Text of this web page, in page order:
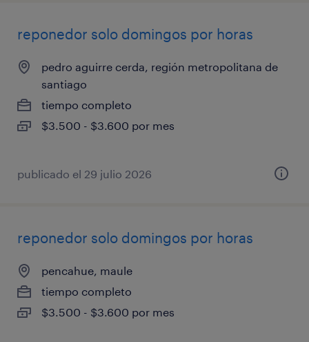
reponedor solo domingos por horas
pedro aguirre cerda, región metropolitana de
santiago
tiempo completo
$3.500 - $3.600 por mes
publicado el 29 julio 2026
reponedor solo domingos por horas
pencahue, maule
tiempo completo
$3.500 - $3.600 por mes